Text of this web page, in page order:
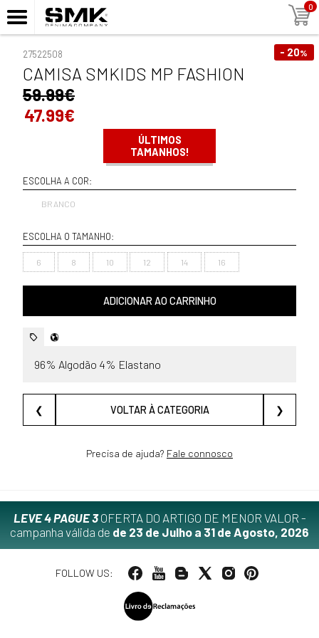
0
- 20%
27522508
CAMISA SMKIDS MP FASHION
59.99€
47.99€
ÚLTIMOS
TAMANHOS!
ESCOLHA A COR:
BRANCO
ESCOLHA O TAMANHO:
6 8 10 12 14 16
ADICIONAR AO CARRINHO
96% Algodão 4% Elastano
❮ VOLTAR À CATEGORIA ❯
Precisa de ajuda? Fale connosco
LEVE 4 PAGUE 3OFERTA DO ARTIGO DE MENOR VALOR -
campanha válida de de 23 de Julho a 31 de Agosto, 2026
FOLLOW US: